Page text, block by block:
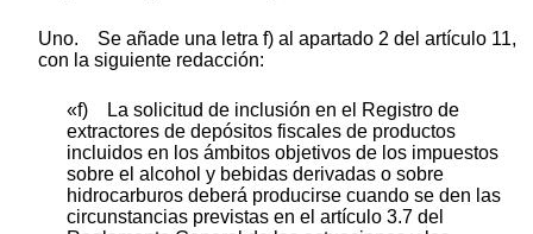
Uno. Se añade una letra f) al apartado 2 del artículo 11,
con la siguiente redacción:
«f) La solicitud de inclusión en el Registro de
extractores de depósitos fiscales de productos
incluidos en los ámbitos objetivos de los impuestos
sobre el alcohol y bebidas derivadas o sobre
hidrocarburos deberá producirse cuando se den las
circunstancias previstas en el artículo 3.7 del